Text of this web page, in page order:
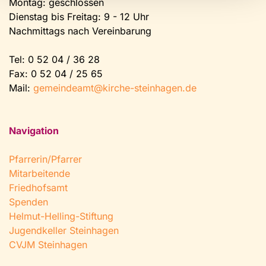
Montag: geschlossen
Dienstag bis Freitag: 9 - 12 Uhr
Nachmittags nach Vereinbarung
Tel: 0 52 04 / 36 28
Fax: 0 52 04 / 25 65
Mail: gemeindeamt@kirche-steinhagen.de
Navigation
Pfarrerin/Pfarrer
Mitarbeitende
Friedhofsamt
Spenden
Helmut-Helling-Stiftung
Jugendkeller Steinhagen
CVJM Steinhagen